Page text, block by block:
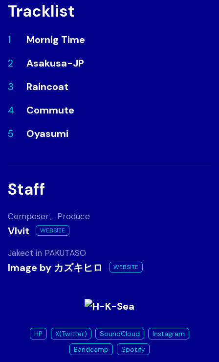
Tracklist
Mornig Time
Asakusa-JP
Raincoat
Commute
Oyasumi
Staff
Composer、Produce
VIvit WEBSITE
Jakect in PAKUTASO
Image by カズキヒロ WEBSITE
HP X(Twitter) SoundCloud
Instagram
Bandcamp
Spotify